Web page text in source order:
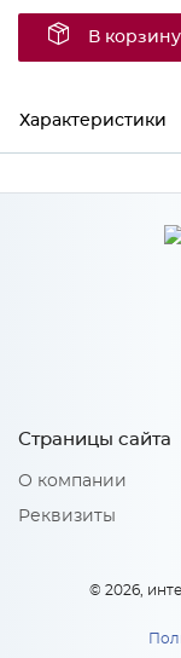
В корзину
Характеристики
Производитель
Страницы сайта
О компании
Реквизиты
© 2026,